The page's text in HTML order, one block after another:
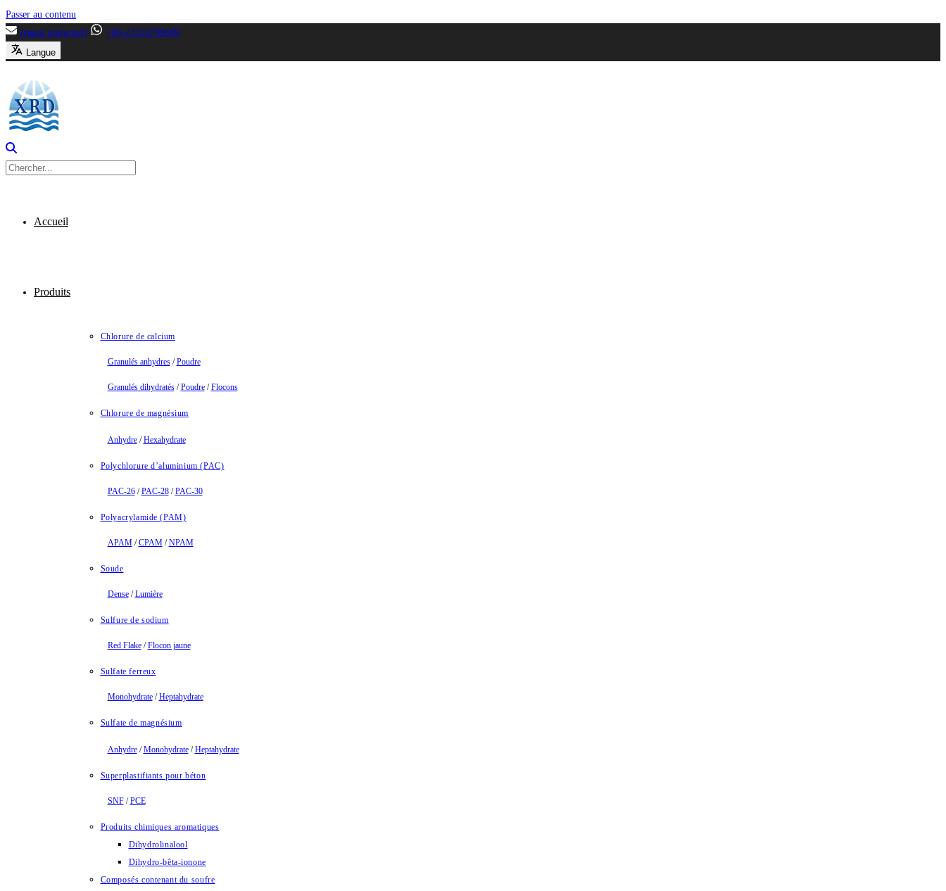
Passer au contenu
[email protected]
+86-13356799699
Langue
Accueil
Produits
Chlorure de calcium
Granulés anhydres/Poudre
Granulés dihydratés/Poudre/Flocons
Chlorure de magnésium
Anhydre/Hexahydrate
Polychlorure d’aluminium (PAC)
PAC-26/PAC-28/PAC-30
Polyacrylamide (PAM)
APAM/CPAM/NPAM
Soude
Dense/Lumière
Sulfure de sodium
Red Flake/Flocon jaune
Sulfate ferreux
Monohydrate/Heptahydrate
Sulfate de magnésium
Anhydre/Monohydrate/Heptahydrate
Superplastifiants pour béton
SNF/PCE
Produits chimiques aromatiques
Dihydrolinalool
Dihydro-bêta-ionone
Composés contenant du soufre